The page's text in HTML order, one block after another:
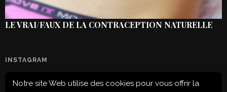
LE VRAI/FAUX DE LA CONTRACEPTION NATURELLE
INSTAGRAM
Configuration error or no pictures...
Notre site Web utilise des cookies pour vous offrir la